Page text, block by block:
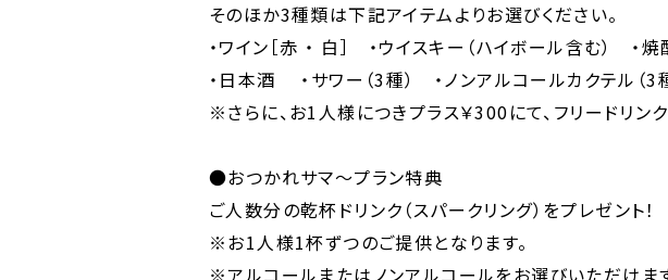
そのほか3種類は下記アイテムよりお選びください。
・ワイン［赤 ・ 白］ ・ウイスキー（ハイボール含む） ・焼
・日本酒 ・サワー（3種） ・ノンアルコールカクテル（3
※さらに、お1人様につきプラス￥300にて、フリードリン
●おつかれサマ～プラン特典
ご人数分の乾杯ドリンク（スパークリング）をプレゼント！
※お1人様1杯ずつのご提供となります。
※アルコールまたはノンアルコールをお選びいただけます